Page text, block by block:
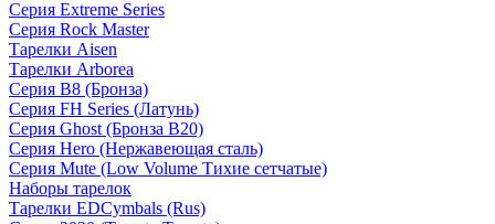
Серия Extreme Series
Серия Rock Master
Тарелки Aisen
Тарелки Arborea
Серия B8 (Бронза)
Серия FH Series (Латунь)
Серия Ghost (Бронза B20)
Серия Hero (Нержавеющая сталь)
Серия Mute (Low Volume Тихие сетчатые)
Наборы тарелок
Тарелки EDCymbals (Rus)